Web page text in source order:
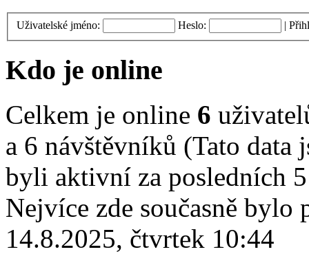
Uživatelské jméno: Heslo: |
Kdo je online
Celkem je online 6
a 6 návštěvníků (Tato data
byli aktivní za posledních
Nejvíce zde současně
14.8.2025, čtvrtek 10:44